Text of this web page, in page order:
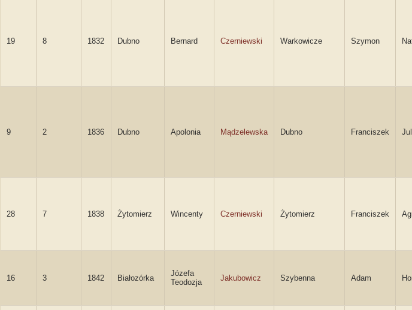
19 8 1832 Dubno Bernard Czerniewski Warkowicze Szymon
9 2 1836 Dubno Apolonia Mądzelewska Dubno Franciszek
28 7 1838 Żytomierz Wincenty Czerniewski Żytomierz Franciszek
16 3 1842 Białozórka
Józefa
Teodozja
Jakubowicz Szybenna Adam